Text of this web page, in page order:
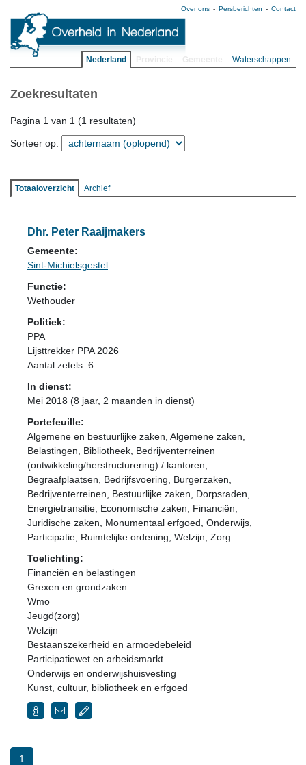
Over ons Persberichten Contact
Nederland Waterschappen
Zoekresultaten
Pagina 1 van 1 (1 resultaten)
Sorteer op:
Totaaloverzicht Archief
Dhr. Peter Raaijmakers
Gemeente:
Sint-Michielsgestel
Functie:
Wethouder
Politiek:
PPA
Lijsttrekker PPA 2026
Aantal zetels: 6
In dienst:
Mei 2018 (8 jaar, 2 maanden in dienst)
Portefeuille:
Algemene en bestuurlijke zaken, Algemene zaken,
Belastingen, Bibliotheek, Bedrijventerreinen
(ontwikkeling/herstructurering) / kantoren,
Begraafplaatsen, Bedrijfsvoering, Burgerzaken,
Bedrijventerreinen, Bestuurlijke zaken, Dorpsraden,
Energietransitie, Economische zaken, Financiën,
Juridische zaken, Monumentaal erfgoed, Onderwijs,
Participatie, Ruimtelijke ordening, Welzijn, Zorg
Toelichting:
Financiën en belastingen
Grexen en grondzaken
Wmo
Jeugd(zorg)
Welzijn
Bestaanszekerheid en armoedebeleid
Participatiewet en arbeidsmarkt
Onderwijs en onderwijshuisvesting
Kunst, cultuur, bibliotheek en erfgoed
1